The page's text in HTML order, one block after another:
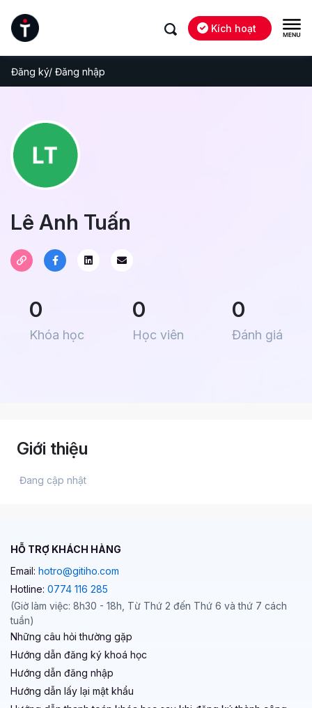
Kích hoạt
Đăng ký/ Đăng nhập
Lê Anh Tuấn
0
Khóa học
0
Học viên
0
Đánh giá
Giới thiệu
Đang cập nhật
HỖ TRỢ KHÁCH HÀNG
Email: hotro@gitiho.com
Hotline: 0774 116 285
(Giờ làm việc: 8h30 - 18h, Từ Thứ 2 đến Thứ 6 và thứ 7 cách
tuần)
Những câu hỏi thường gặp
Hướng dẫn đăng ký khoá học
Hướng dẫn đăng nhập
Hướng dẫn lấy lại mật khẩu